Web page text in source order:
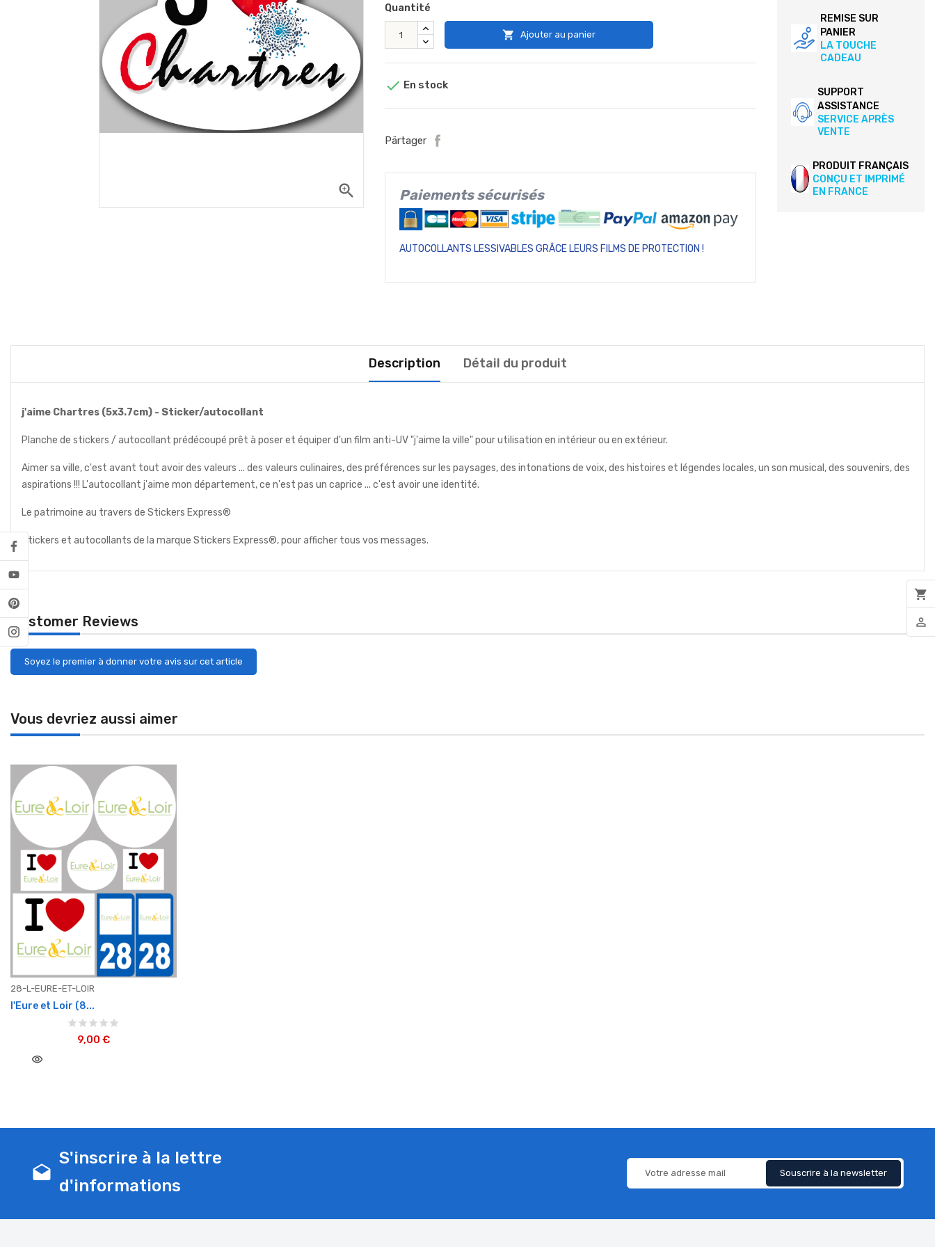
shopping_cart
person_outline
zoom_in
Quantité
 Ajouter au panier
 En stock
Pärtager
Paiements sécurisés
AUTOCOLLANTS LESSIVABLES GRÂCE LEURS FILMS DE PROTECTION !
REMISE SUR
PANIER
LA TOUCHE
CADEAU
SUPPORT
ASSISTANCE
SERVICE APRÈS
VENTE
PRODUIT FRANÇAIS
CONÇU ET IMPRIMÉ
EN FRANCE
Description Détail du produit
j'aime Chartres (5x3.7cm) - Sticker/autocollant
Planche de stickers / autocollant prédécoupé prêt à poser et équiper d'un film anti-UV "j'aime la ville" pour utilisation en intérieur ou en extérieur.
Aimer sa ville, c'est avant tout avoir des valeurs ... des valeurs culinaires, des préférences sur les paysages, des intonations de voix, des histoires et légendes locales, un son musical, des souvenirs, des
aspirations !!! L'autocollant j'aime mon département, ce n'est pas un caprice ... c'est avoir une identité.
Le patrimoine au travers de Stickers Express®
Stickers et autocollants de la marque Stickers Express®, pour afficher tous vos messages.
Customer Reviews
Soyez le premier à donner votre avis sur cet article
Vous devriez aussi aimer
28-L-EURE-ET-LOIR
l'Eure et Loir (8...
9,00 €
visibility
drafts
S'inscrire à la lettre
d'informations